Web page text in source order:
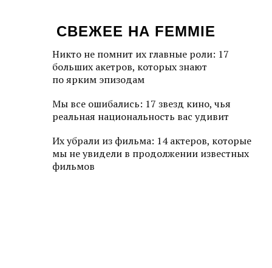
СВЕЖЕЕ НА FEMMIE
Никто не помнит их главные роли: 17
больших акетров, которых знают
по ярким эпизодам
Мы все ошибались: 17 звезд кино, чья
реальная национальность вас удивит
Их убрали из фильма: 14 актеров, которые
мы не увидели в продолжении известных
фильмов